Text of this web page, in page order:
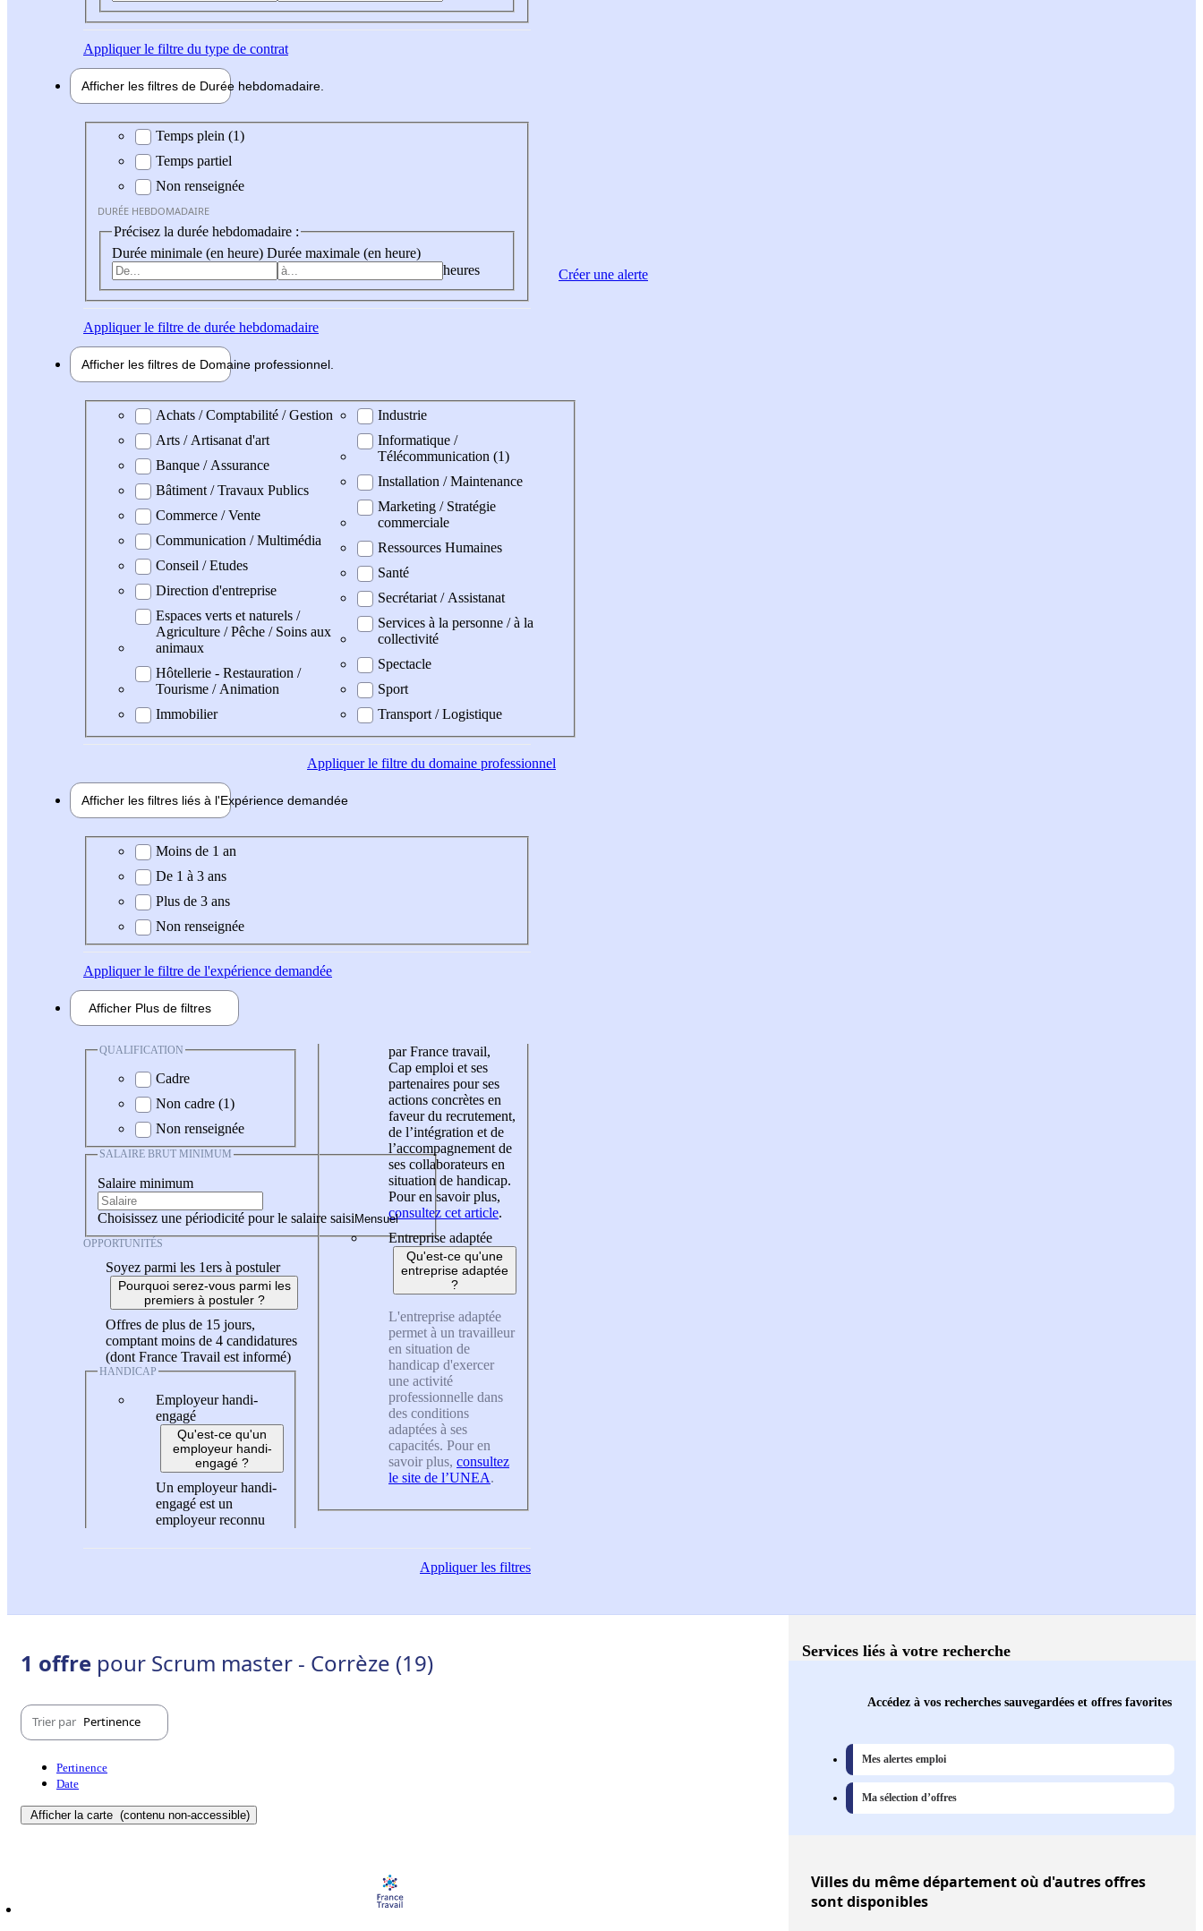
Appliquerle filtre du type de contrat
Afficher les filtres de Durée hebdomadaire
Durée hebdomadaire
Temps plein (1)
Temps partiel
Non renseignée
DURÉE HEBDOMADAIRE
Précisez la durée hebdomadaire :
Durée minimale (en heure) Durée maximale (en heure)
heures
Appliquerle filtre de durée hebdomadaire
Afficher les filtres de Domaine professionnel
Domaine professionel
Achats / Comptabilité / Gestion
Arts / Artisanat d'art
Banque / Assurance
Bâtiment / Travaux Publics
Commerce / Vente
Communication / Multimédia
Conseil / Etudes
Direction d'entreprise
Espaces verts et naturels /
Agriculture / Pêche / Soins aux
animaux
Hôtellerie - Restauration /
Tourisme / Animation
Immobilier
Industrie
Informatique /
Télécommunication (1)
Installation / Maintenance
Marketing / Stratégie
commerciale
Ressources Humaines
Santé
Secrétariat / Assistanat
Services à la personne / à la
collectivité
Spectacle
Sport
Transport / Logistique
Appliquerle filtre du domaine professionnel
Afficher les filtres liés à l'Expérience demandée
Expérience demandée
Moins de 1 an
De 1 à 3 ans
Plus de 3 ans
Non renseignée
Appliquerle filtre de l'expérience demandée
Afficher Plus de filtres
QUALIFICATION
Cadre
Non cadre (1)
Non renseignée
SALAIRE BRUT MINIMUM
Salaire minimum
Choisissez une périodicité pour le salaire saisi
OPPORTUNITÉS
Soyez parmi les 1ers à postuler
Pourquoi serez-vous parmi les
premiers à postuler ?
Offres de plus de 15 jours,
comptant moins de 4 candidatures
(dont France Travail est informé)
HANDICAP
Employeur handi-
engagé
Qu'est-ce qu'un
employeur handi-
engagé ?
Un employeur handi-
engagé est un
employeur reconnu
par France travail,
Cap emploi et ses
partenaires pour ses
actions concrètes en
faveur du recrutement,
de l’intégration et de
l’accompagnement de
ses collaborateurs en
situation de handicap.
Pour en savoir plus,
consultez cet article.
Entreprise adaptée
Qu'est-ce qu'une
entreprise adaptée
?
L'entreprise adaptée
permet à un travailleur
en situation de
handicap d'exercer
une activité
professionnelle dans
des conditions
adaptées à ses
capacités. Pour en
savoir plus, consultez
le site de l’UNEA.
Appliquerles filtres
Créer une alerte
1 offre pour Scrum master - Corrèze (19)
Trier par Pertinence
Pertinence
Date
Afficher la carte (contenu non-accessible)
Services liés à votre recherche
Accédez à vos recherches sauvegardées et offres favorites
Mes alertes emploi
Ma sélection d’offres
Villesdu même département où d'autres offres
sont disponibles